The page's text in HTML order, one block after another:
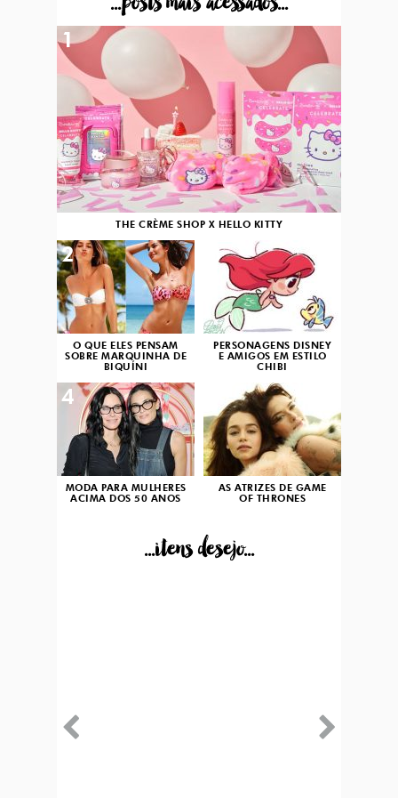
THE CRÈME SHOP X HELLO KITTY
1
O QUE ELES PENSAM
SOBRE MARQUINHA DE
BIQUÍNI
2
PERSONAGENS DISNEY
E AMIGOS EM ESTILO
CHIBI
3
MODA PARA MULHERES
ACIMA DOS 50 ANOS
4
AS ATRIZES DE GAME
OF THRONES
...itens desejo...